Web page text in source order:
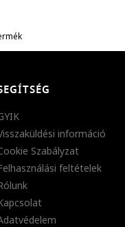
információ
Szabályzat
feltételek